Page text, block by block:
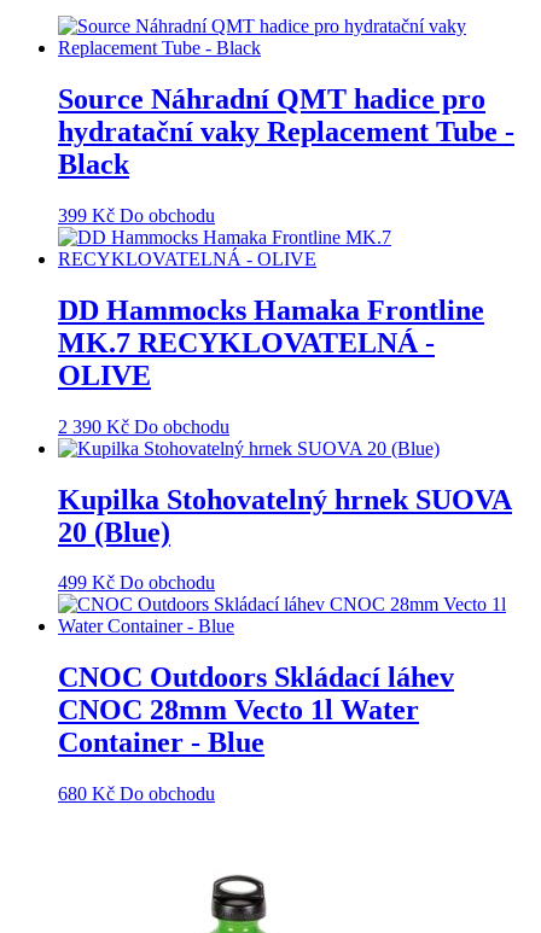
Source Náhradní QMT hadice pro
hydratační vaky Replacement Tube -
Black
399 Kč Do obchodu
DD Hammocks Hamaka Frontline
MK.7 RECYKLOVATELNÁ -
OLIVE
2 390 Kč Do obchodu
Kupilka Stohovatelný hrnek SUOVA
20 (Blue)
499 Kč Do obchodu
CNOC Outdoors Skládací láhev
CNOC 28mm Vecto 1l Water
Container - Blue
680 Kč Do obchodu